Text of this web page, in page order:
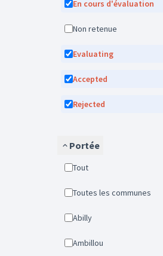
En cours d'évaluation
Non retenue
Evaluating
Accepted
Rejected
Portée
Tout
Toutes les communes
Abilly
Ambillou